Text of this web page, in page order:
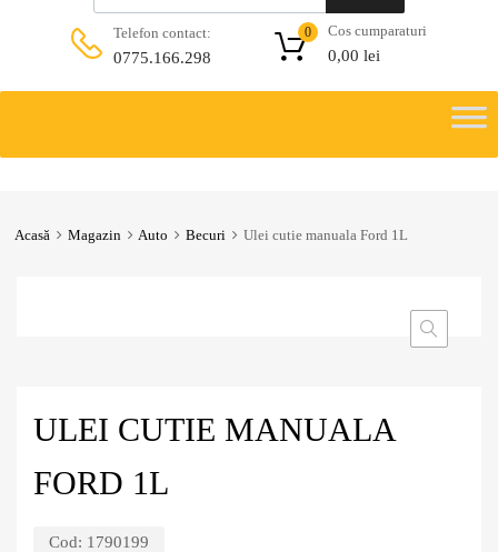
Telefon contact:
0775.166.298
Cos cumparaturi
0,00 lei
0
Acasă Magazin Auto Becuri Ulei cutie manuala Ford 1L
ULEI CUTIE MANUALA
FORD 1L
Cod: 1790199